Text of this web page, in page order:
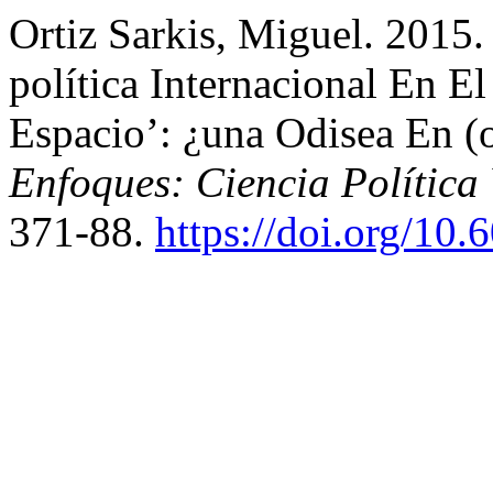
Ortiz Sarkis, Miguel.
política Internacional En
Espacio’: ¿una Odisea En
Enfoques: Ciencia
371-88. https://doi.org/